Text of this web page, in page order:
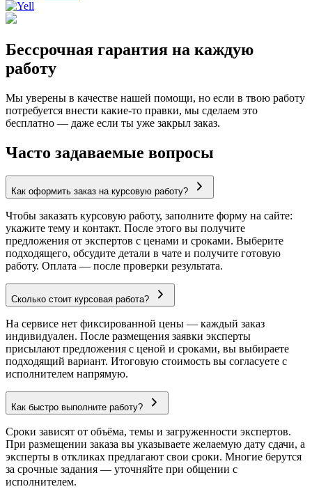
Бессрочная гарантия на каждую
работу
Мы уверены в качестве нашей помощи, но если в твою работу
потребуется внести какие-то правки, мы сделаем это
бесплатно — даже если ты уже закрыл заказ.
Часто задаваемые вопросы
Как оформить заказ на курсовую работу?
Чтобы заказать курсовую работу, заполните форму на сайте:
укажите тему и контакт. После этого вы получите
предложения от экспертов с ценами и сроками. Выберите
подходящего, обсудите детали в чате и получите готовую
работу. Оплата — после проверки результата.
Сколько стоит курсовая работа?
На сервисе нет фиксированной цены — каждый заказ
индивидуален. После размещения заявки эксперты
присылают предложения с ценой и сроками, вы выбираете
подходящий вариант. Итоговую стоимость вы согласуете с
исполнителем напрямую.
Как быстро выполните работу?
Сроки зависят от объёма, темы и загруженности экспертов.
При размещении заказа вы указываете желаемую дату сдачи, а
эксперты в откликах предлагают свои сроки. Многие берутся
за срочные задания — уточняйте при общении с
исполнителем.